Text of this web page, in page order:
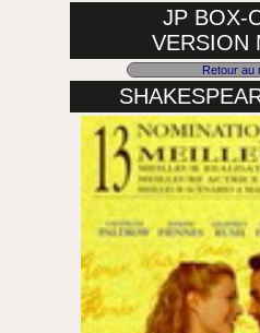
JP BOX-
VERSION
Retour au